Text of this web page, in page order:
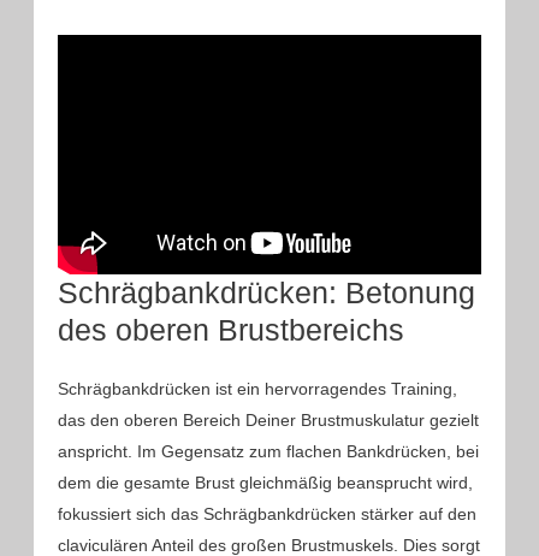
Schrägbankdrücken: Betonung
des oberen Brustbereichs
Schrägbankdrücken ist ein hervorragendes Training,
das den oberen Bereich Deiner Brustmuskulatur gezielt
anspricht. Im Gegensatz zum flachen Bankdrücken, bei
dem die gesamte Brust gleichmäßig beansprucht wird,
fokussiert sich das Schrägbankdrücken stärker auf den
claviculären Anteil des großen Brustmuskels. Dies sorgt